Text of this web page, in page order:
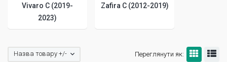
Vivaro C (2019-
2023)
Zafira C (2012-2019)
Переглянути як:
Назва товару +/-